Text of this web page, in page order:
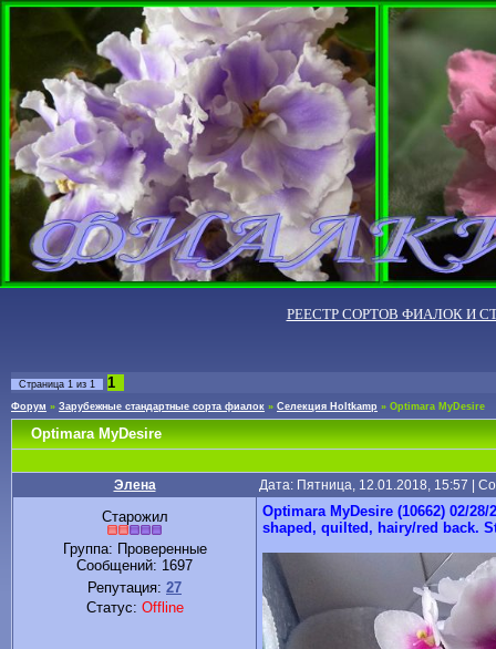
РЕЕСТР СОРТОВ ФИАЛОК И
Страница 1 из 1 1
Форум » Зарубежные стандартные сорта фиалок » Селекция Holtkamp » Optimara MyDesire
Optimara MyDesire
Элена Дата: Пятница, 12.01.2018, 15:57 |
Старожил
Группа: Проверенные
Сообщений: 1697
Репутация: 27
Статус: Offline
Optimara MyDesire (10662) 02/
shaped, quilted, hairy/red back.